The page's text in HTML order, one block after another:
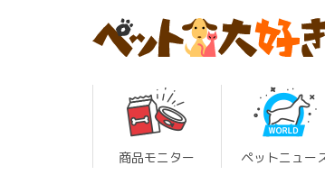
商品モニター ペットニュー